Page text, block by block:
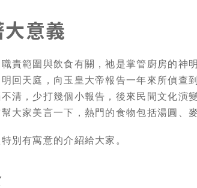
意義
責範圍與飲食有關，祂是掌管廚房的神
回天庭，向玉皇大帝報告一年來所偵查
清，少打幾個小報告，後來民間文化演
大家美言一下，熱門的食物包括湯圓、
別有寓意的介紹給大家。